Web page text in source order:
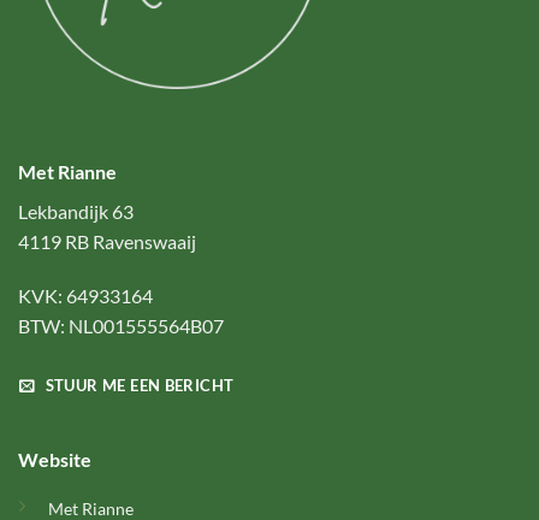
Met Rianne
Lekbandijk 63
4119 RB Ravenswaaij
KVK: 64933164
BTW: NL001555564B07
STUUR ME EEN BERICHT
Website
Met Rianne